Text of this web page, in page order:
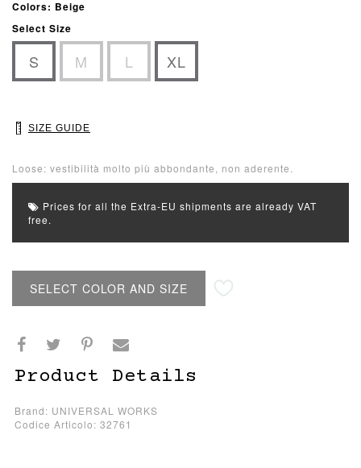
Colors: Beige
Select Size
S M L XL
SIZE GUIDE
Loose: vestibilità molto più abbondante, non aderente.
Prices for all the Extra-EU shipments are already VAT
free.
SELECT COLOR AND SIZE
Product Details
Brand: UNIVERSAL WORKS
Codice Articolo: 32761